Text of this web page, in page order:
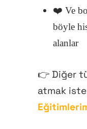
❤️ Ve
böyle
alanlar
👉 Diğer
atmak